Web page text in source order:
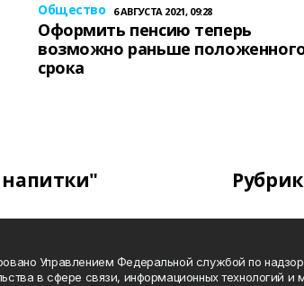
Общество 6 АВГУСТА 2021, 09:28
Оформить пенсию теперь
возможно раньше
срока
напитки"
Управлением Федеральной службой по
в сфере связи, информационных технологий и